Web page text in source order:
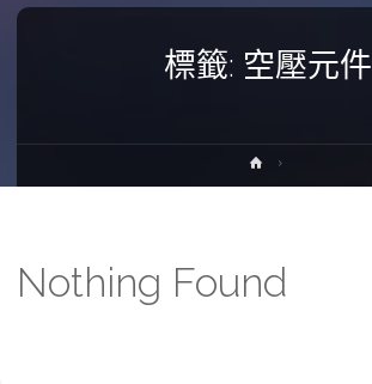
標籤: 空壓元件
Home
Nothing Found